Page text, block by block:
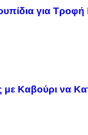
για Τροφή
Καβούρι να